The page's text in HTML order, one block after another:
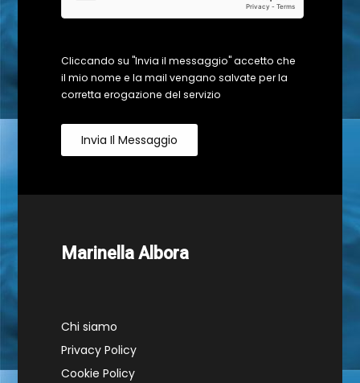
Cliccando su "Invia il messaggio" accetto che
il mio nome e la mail vengano salvate per la
corretta erogazione del servizio
Invia Il Messaggio
Marinella Albora
Chi siamo
Privacy Policy
Cookie Policy